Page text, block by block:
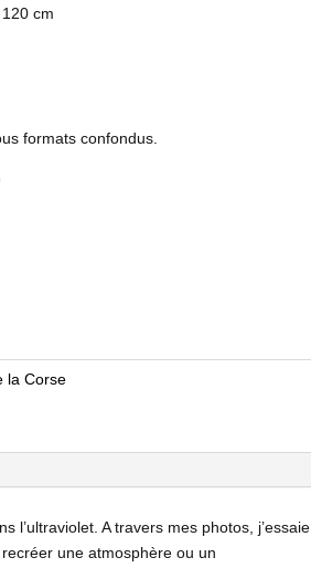
cm
formats confondus.
la Corse
l’ultraviolet. A travers mes photos, j’essaie
une atmosphère ou un